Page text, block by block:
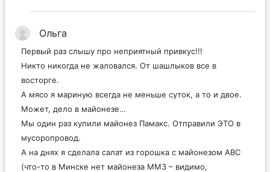
Ольга
Первый раз слышу про неприятный привкус!!!
Никто никогда не жаловался. От шашлыков все в
восторге.
А мясо я мариную всегда не меньше суток, а то и двое.
Может, дело в майонезе…
Мы один раз купили майонез Памакс. Отправили ЭТО в
мусоропровод.
А на днях я сделала салат из горошка с майонезом ABC
(что-то в Минске нет майонеза ММЗ – видимо,